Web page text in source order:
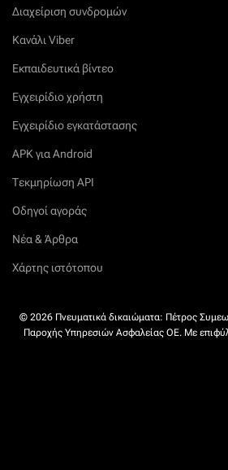
Διαχείριση συνδρομών
Κανάλι Viber
Εκπαιδευτικά βίντεο
Εγχειρίδιο χρήστη
Εγχειρίδιο εγκατάστασης
APK για Android
Τεκμηρίωση API
Οδηγοί αγοράς
Νέα & Άρθρα
Χάρτης ιστότοπου
© 2026 Πνευματικά δικαιώματα: Πέτρος
Παροχής Υπηρεσιών Ασφαλείας ΟΕ. Με